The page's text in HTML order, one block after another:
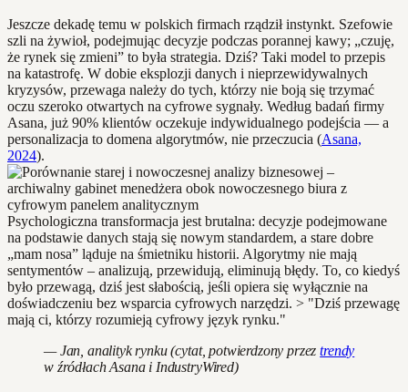
Jeszcze dekadę temu w polskich firmach rządził instynkt. Szefowie
szli na żywioł, podejmując decyzje podczas porannej kawy; „czuję,
że rynek się zmieni” to była strategia. Dziś? Taki model to przepis
na katastrofę. W dobie eksplozji danych i nieprzewidywalnych
kryzysów, przewaga należy do tych, którzy nie boją się trzymać
oczu szeroko otwartych na cyfrowe sygnały. Według badań firmy
Asana, już 90% klientów oczekuje indywidualnego podejścia — a
personalizacja to domena algorytmów, nie przeczucia (Asana,
2024).
Psychologiczna transformacja jest brutalna: decyzje podejmowane
na podstawie danych stają się nowym standardem, a stare dobre
„mam nosa” ląduje na śmietniku historii. Algorytmy nie mają
sentymentów – analizują, przewidują, eliminują błędy. To, co kiedyś
było przewagą, dziś jest słabością, jeśli opiera się wyłącznie na
doświadczeniu bez wsparcia cyfrowych narzędzi. > "Dziś przewagę
mają ci, którzy rozumieją cyfrowy język rynku."
— Jan, analityk rynku (cytat, potwierdzony przeztrendy
w źródłach Asana i IndustryWired)